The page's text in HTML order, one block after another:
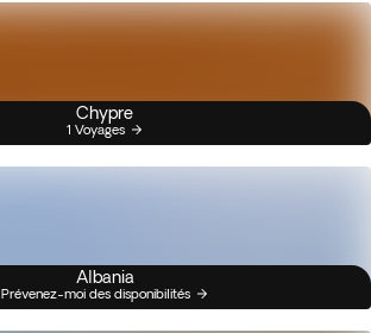
Chypre
1 Voyages
Albania
Prévenez-moi des disponibilités